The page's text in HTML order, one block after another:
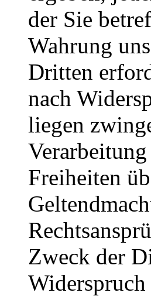
der Sie
Wahrung
Dritten
nach
liegen
Freiheiten
Zweck der